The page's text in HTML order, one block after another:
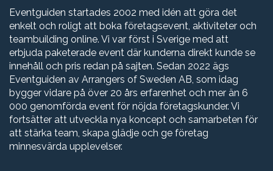
Eventguiden startades 2002 med idén att göra det
enkelt och roligt att boka företagsevent, aktiviteter och
teambuilding online. Vi var först i Sverige med att
erbjuda paketerade event där kunderna direkt kunde se
innehåll och pris redan på sajten. Sedan 2022 ägs
Eventguiden av Arrangers of Sweden AB, som idag
bygger vidare på över 20 års erfarenhet och mer än 6
000 genomförda event för nöjda företagskunder. Vi
fortsätter att utveckla nya koncept och samarbeten för
att stärka team, skapa glädje och ge företag
minnesvärda upplevelser.